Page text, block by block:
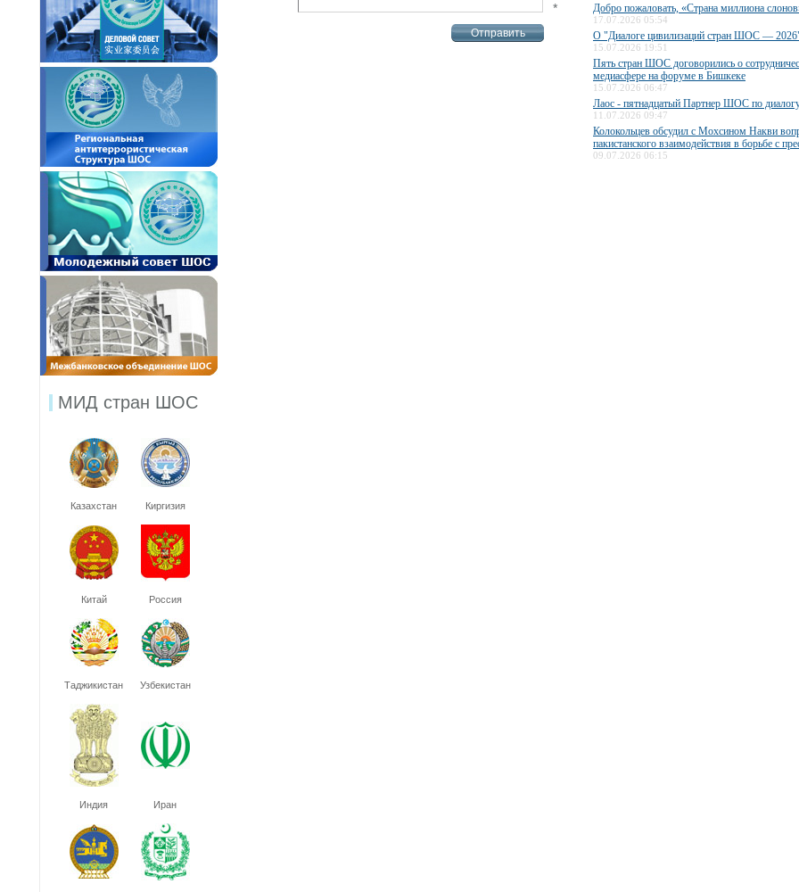
МИД стран ШОС
Казахстан Киргизия
Китай Россия
Таджикистан Узбекистан
Индия Иран
* Добро пожаловать, «Страна миллиона
17.07.2026 05:54
О "Диалоге цивилизаций стран ШОС —
15.07.2026 19:51
Пять стран ШОС договорились о
медиасфере на форуме в Бишкеке
15.07.2026 06:47
Лаос - пятнадцатый Партнер ШОС по
11.07.2026 09:47
Колокольцев обсудил с Мохсином Накви
пакистанского взаимодействия в борьбе с
09.07.2026 06:15